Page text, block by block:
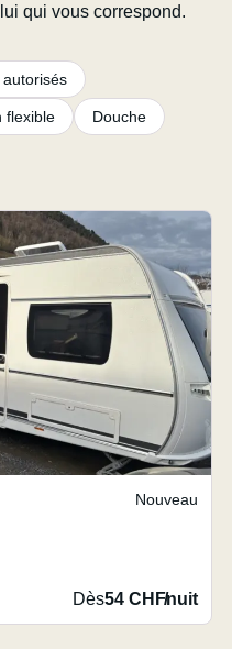
qui vous correspond.
autorisés
flexible Douche
Nouveau
Dès54 CHF/nuit